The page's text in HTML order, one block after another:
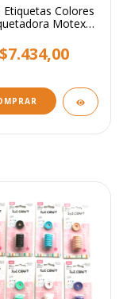
Etiquetas Colores
Motex
$7.434,00